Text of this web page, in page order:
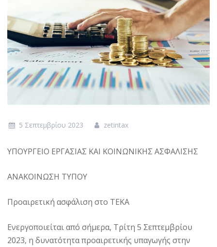
5 Σεπτεμβρίου 2023 zetintax
ΥΠΟΥΡΓΕΙΟ ΕΡΓΑΣΙΑΣ ΚΑΙ ΚΟΙΝΩΝΙΚΗΣ ΑΣΦΑΛΙΣΗΣ
ΑΝΑΚΟΙΝΩΣΗ ΤΥΠΟΥ
Προαιρετική ασφάλιση στο ΤΕΚΑ
Ενεργοποιείται από σήμερα, Τρίτη 5 Σεπτεμβρίου
2023, η δυνατότητα προαιρετικής υπαγωγής στην